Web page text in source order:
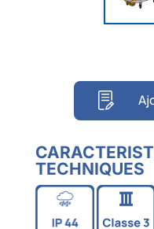
TECHNIQUES